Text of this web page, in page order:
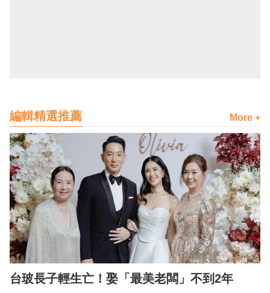
編輯精選推薦 More +
台玻長子輕生亡！娶「最美老闆」不到2年